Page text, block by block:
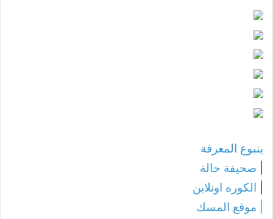
ينبوع المعرفة
صحيفة حالة
الكوره اونلاين
موقع المسك